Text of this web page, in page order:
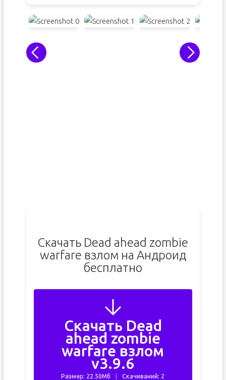
Скачать Dead ahead zombie
warfare взлом на Андроид
бесплатно
Скачать Dead
ahead zombie
warfare взлом
v3.9.6
Размер: 22.50Мб Скачиваний: 2